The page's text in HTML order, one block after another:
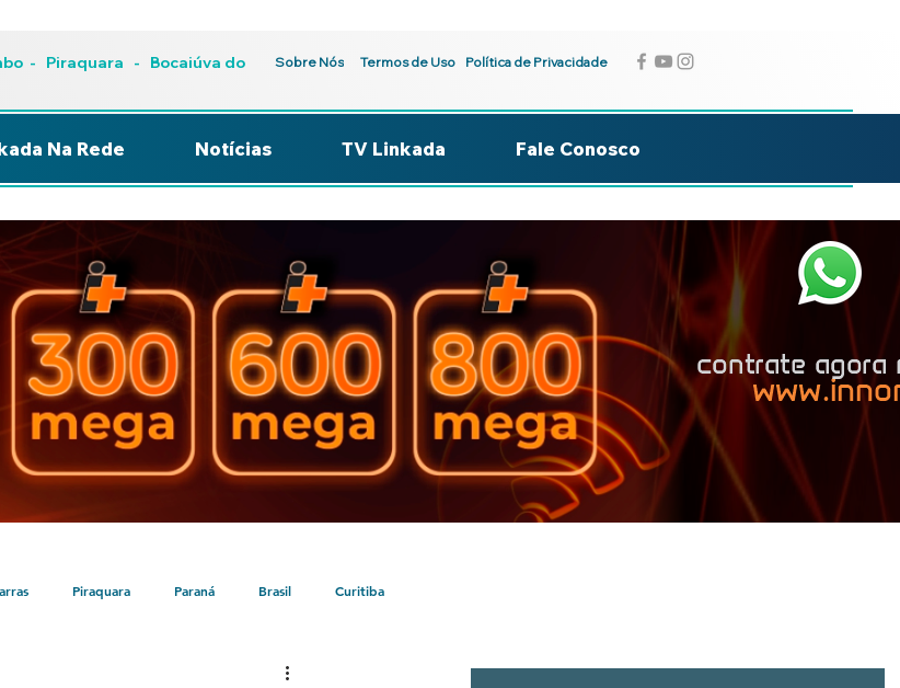
- Piraquara - Bocaiúva do
Sobre Nós Termos de Uso Política de Privacidade
Na Rede Notícias TV Linkada Fale Conosco
Piraquara Paraná Brasil Curitiba